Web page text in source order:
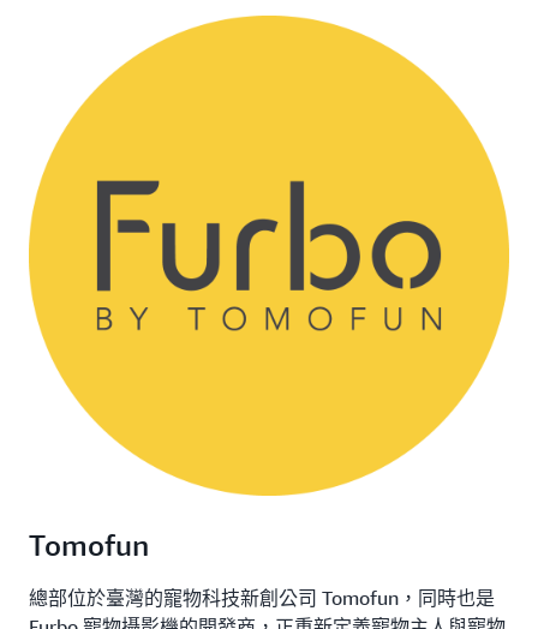
Tomofun
總部位於臺灣的寵物科技新創公司 Tomofun，同時也是